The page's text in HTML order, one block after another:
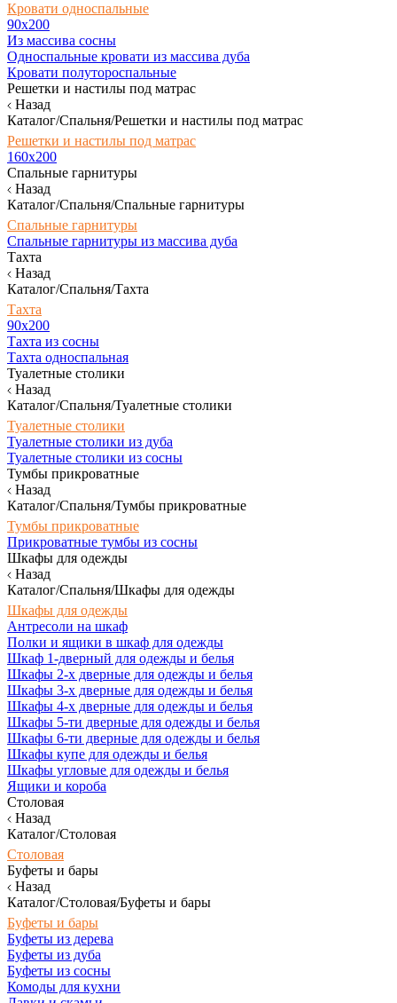
Кровати односпальные
90х200
Из массива сосны
Односпальные кровати из массива дуба
Кровати полутороспальные
Решетки и настилы под матрас
Назад
Каталог/Спальня/Решетки и настилы под матрас
Решетки и настилы под матрас
160х200
Спальные гарнитуры
Назад
Каталог/Спальня/Спальные гарнитуры
Спальные гарнитуры
Спальные гарнитуры из массива дуба
Тахта
Назад
Каталог/Спальня/Тахта
Тахта
90х200
Тахта из сосны
Тахта односпальная
Туалетные столики
Назад
Каталог/Спальня/Туалетные столики
Туалетные столики
Туалетные столики из дуба
Туалетные столики из сосны
Тумбы прикроватные
Назад
Каталог/Спальня/Тумбы прикроватные
Тумбы прикроватные
Прикроватные тумбы из сосны
Шкафы для одежды
Назад
Каталог/Спальня/Шкафы для одежды
Шкафы для одежды
Антресоли на шкаф
Полки и ящики в шкаф для одежды
Шкаф 1-дверный для одежды и белья
Шкафы 2-х дверные для одежды и белья
Шкафы 3-х дверные для одежды и белья
Шкафы 4-х дверные для одежды и белья
Шкафы 5-ти дверные для одежды и белья
Шкафы 6-ти дверные для одежды и белья
Шкафы купе для одежды и белья
Шкафы угловые для одежды и белья
Ящики и короба
Столовая
Назад
Каталог/Столовая
Столовая
Буфеты и бары
Назад
Каталог/Столовая/Буфеты и бары
Буфеты и бары
Буфеты из дерева
Буфеты из дуба
Буфеты из сосны
Комоды для кухни